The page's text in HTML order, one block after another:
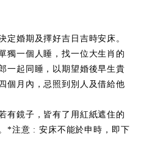
定婚期及擇好吉日吉時安床。
獨一個人睡，找一位大生肖的
一起同睡，以期望婚後早生貴
個月內，忌照到別人及借給他
有鏡子，皆有了用紅紙遮住的
*注意 : 安床不能於申時，即下